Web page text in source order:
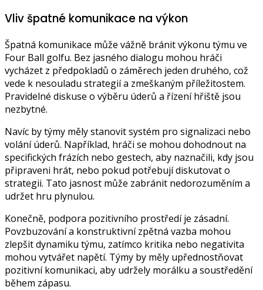
Vliv špatné komunikace na výkon
Špatná komunikace může vážně bránit výkonu týmu ve
Four Ball golfu. Bez jasného dialogu mohou hráči
vycházet z předpokladů o záměrech jeden druhého, což
vede k nesouladu strategií a zmeškaným příležitostem.
Pravidelné diskuse o výběru úderů a řízení hřiště jsou
nezbytné.
Navíc by týmy měly stanovit systém pro signalizaci nebo
volání úderů. Například, hráči se mohou dohodnout na
specifických frázích nebo gestech, aby naznačili, kdy jsou
připraveni hrát, nebo pokud potřebují diskutovat o
strategii. Tato jasnost může zabránit nedorozuměním a
udržet hru plynulou.
Konečně, podpora pozitivního prostředí je zásadní.
Povzbuzování a konstruktivní zpětná vazba mohou
zlepšit dynamiku týmu, zatímco kritika nebo negativita
mohou vytvářet napětí. Týmy by měly upřednostňovat
pozitivní komunikaci, aby udržely morálku a soustředění
během zápasu.